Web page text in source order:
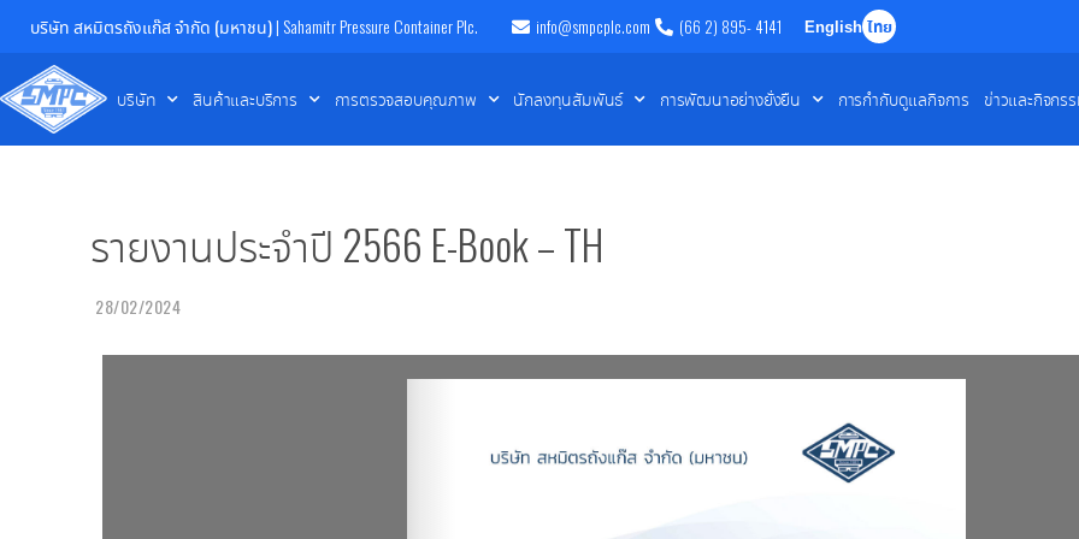
บริษัท สหมิตรถังแก๊ส จำกัด (มหาชน)| Sahamitr Pressure Container Plc. info@smpcplc.com (66 2) 895- 4141 English ไทย
บริษัท สินค้าและบริการ การตรวจสอบคุณภาพ นักลงทุนสัมพันธ์ การพัฒนาอย่างยั่งยืน การกำกับดูแลกิจการ ข่าวและกิจกร
รายงานประจำปี 2566 E-Book – TH
28/02/2024